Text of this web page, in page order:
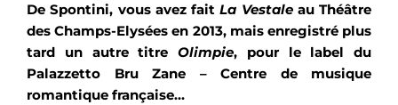
De Spontini, vous avez faitLa Vestaleau Théâtre
des Champs-Elysées en 2013, mais enregistré plus
tard un autre titre Olimpie, pour le label du
Palazzetto Bru Zane – Centre de musique
romantique française…